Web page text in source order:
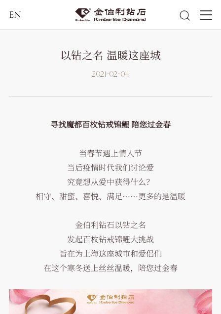
EN
以钻之名 温暖这座城
2021-02-04
寻找魔都百枚钻戒锦鲤 陪您过金春
当春节遇上情人节
当后疫情时代我们讨论爱
究竟想从爱中获得什么？
相守、甜蜜、喜悦、满足……更多的是温暖
金伯利钻石以钻之名
发起百枚钻戒锦鲤大挑战
旨在为上海这座城市和爱侣们
在这个寒冬送上丝丝温暖，陪您过金春